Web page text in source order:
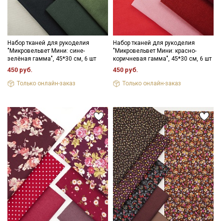
Набор тканей для рукоделия
"Микровельвет Мини: сине-
зелёная гамма", 45*30 см, 6 шт
450 руб.
Только онлайн-заказ
Набор тканей для рукоделия
"Микровельвет Мини: красно-
коричневая гамма", 45*30 см, 6 шт
450 руб.
Только онлайн-заказ